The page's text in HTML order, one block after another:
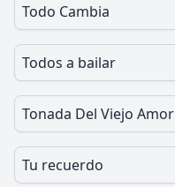
Todo Cambia
Todos a bailar
Tonada Del Viejo Amor
Tu recuerdo